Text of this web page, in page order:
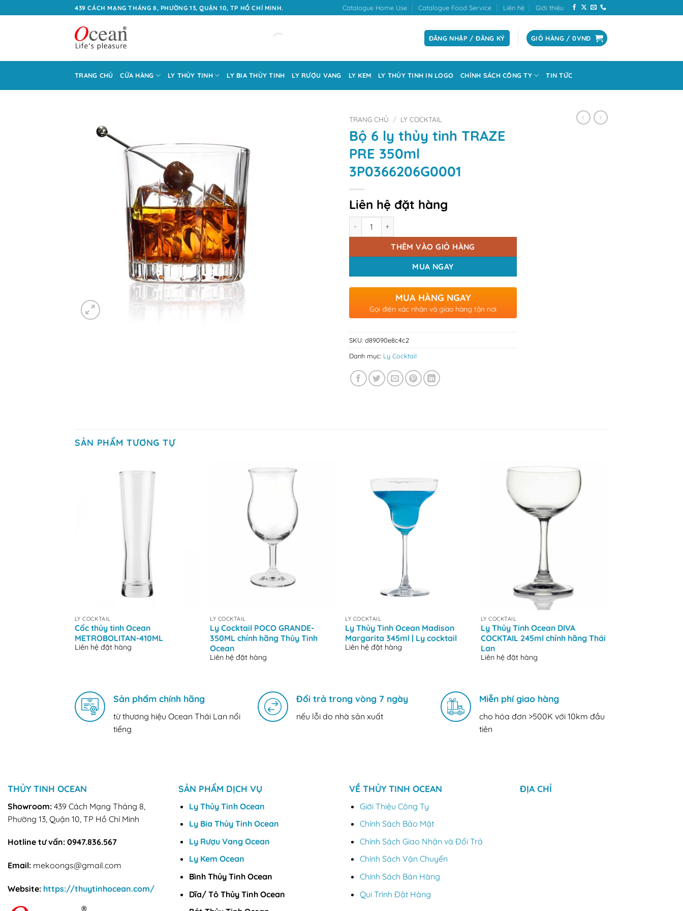
qua
439 CÁCH MẠNG THÁNG 8, PHƯỜNG 13, QUẬN 10, TP HỒ CHÍ MINH. Catalogue Home Use Catalogue Food Service Liên hệ Giới thiệu
ĐĂNG NHẬP / ĐĂNG KÝ GIỎ HÀNG /0VNĐ
TRANG CHỦ CỬA HÀNG LY THỦY TINH LY BIA THỦY TINH LY RƯỢU VANG LY KEM LY THỦY TINH IN LOGO CHÍNH SÁCH CÔNG TY TIN TỨC
TRANG CHỦ / LY COCKTAIL
Bộ 6 ly thủy tinh TRAZE
PRE 350ml
3P0366206G0001
Liên hệ đặt hàng
Số lượng
THÊM VÀO GIỎ HÀNG
MUA NGAY
MUA HÀNG NGAY
Gọi điện xác nhận và giao hàng tận nơi
SKU: d89090e8c4c2
Danh mục: Ly Cocktail
SẢN PHẨM TƯƠNG TỰ
LY COCKTAIL
Cốc thủy tinh Ocean
METROBOLITAN-410ML
Liên hệ đặt hàng
LY COCKTAIL
Ly Cocktail POCO GRANDE-
350ML chính hãng Thủy Tinh
Ocean
Liên hệ đặt hàng
LY COCKTAIL
Ly Thủy Tinh Ocean Madison
Margarita 345ml | Ly cocktail
Liên hệ đặt hàng
LY COCKTAIL
Ly Thủy Tinh Ocean DIVA
COCKTAIL 245ml chính hãng Thái
Lan
Liên hệ đặt hàng
Sản phẩm chính hãng
từ thương hiệu Ocean Thái Lan nổi
tiếng
Đổi trả trong vòng 7 ngày
nếu lỗi do nhà sản xuất
Miễn phí giao hàng
cho hóa đơn >500K với 10km đầu
tiên
THỦY TINH OCEAN
Showroom: 439 Cách Mạng Tháng 8,
Phường 13, Quận 10, TP Hồ Chí Minh
Hotline tư vấn: 0947.836.567
Email: mekoongs@gmail.com
Website: https://thuytinhocean.com/
SẢN PHẨM DỊCH VỤ
Ly Thủy Tinh Ocean
Ly Bia Thủy Tinh Ocean
Ly Rượu Vang Ocean
Ly Kem Ocean
Bình Thủy Tinh Ocean
Dĩa/ Tô Thủy Tinh Ocean
VỀ THỦY TINH OCEAN
Giới Thiệu Công Ty
Chính Sách Bảo Mật
Chính Sách Giao Nhận và Đổi Trả
Chính Sách Vận Chuyển
Chính Sách Bán Hàng
Qui Trình Đặt Hàng
ĐỊA CHỈ